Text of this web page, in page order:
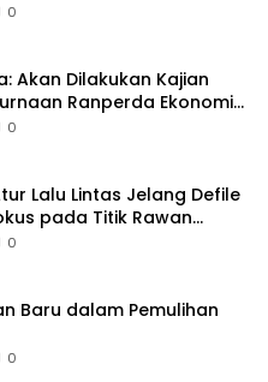
0
Akan Dilakukan Kajian
Ranperda Ekonomi
0
Lalu Lintas Jelang Defile
pada Titik Rawan
0
Baru dalam Pemulihan
0